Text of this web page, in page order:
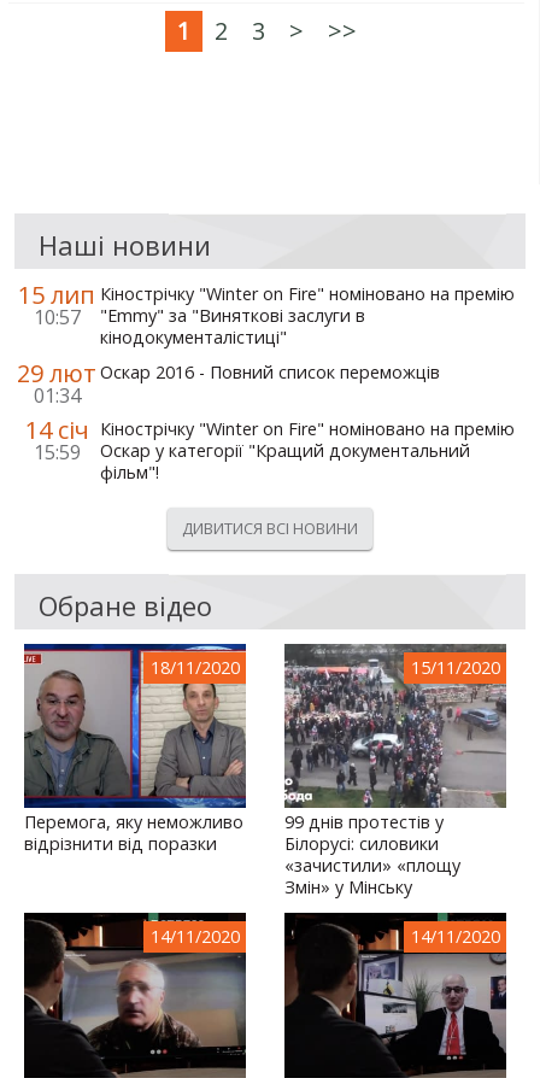
1 2 3 > >>
Наші новини
15 лип
10:57
Кінострічку "Winter on Fire" номіновано на премію
"Emmy" за "Виняткові заслуги в
кінодокументалістиці"
29 лют
01:34
Оскар 2016 - Повний список переможців
14 січ
15:59
Кінострічку "Winter on Fire" номіновано на премію
Оскар у категорії "Кращий документальний
фільм"!
ДИВИТИСЯ ВСІ НОВИНИ
Обране відео
18/11/2020
Перемога, яку неможливо
відрізнити від поразки
15/11/2020
99 днів протестів у
Білорусі: силовики
«зачистили» «площу
Змін» у Мінську
14/11/2020 14/11/2020